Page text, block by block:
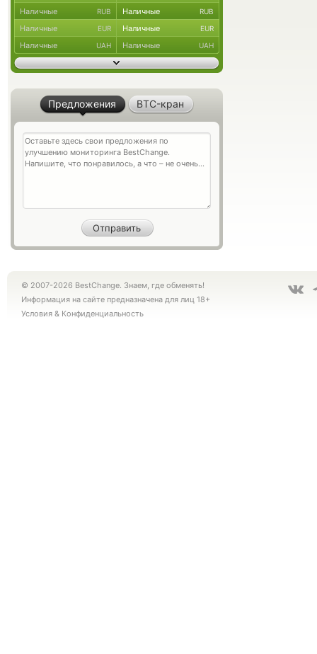
Наличные RUB Наличные RUB
Наличные EUR Наличные EUR
Наличные UAH Наличные UAH
Предложения BTC-кран
© 2007-2026 BestChange. Знаем, где обменять!
Информация на сайте предназначена для лиц 18+
Условия & Конфиденциальность